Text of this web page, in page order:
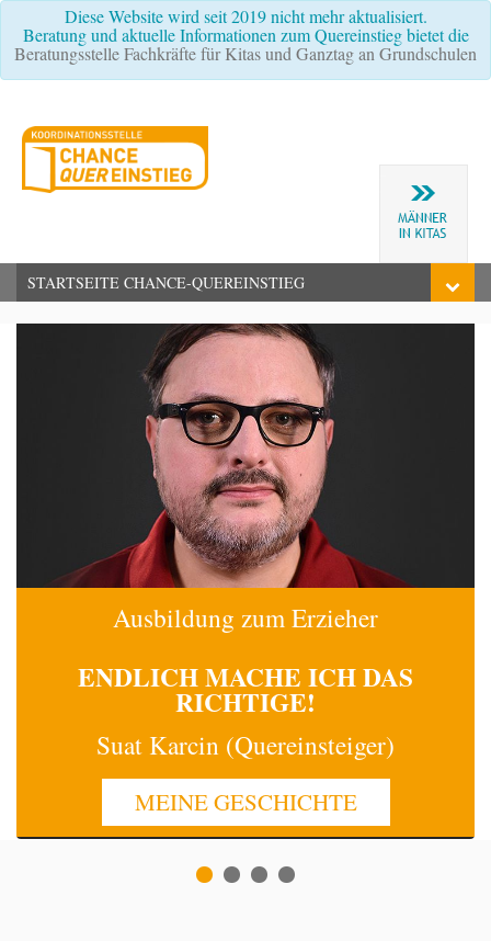
Diese Website wird seit 2019 nicht mehr aktualisiert.
Beratung und aktuelle Informationen zum Quereinstieg bietet die
Beratungsstelle Fachkräfte für Kitas und Ganztag an Grundschulen
STARTSEITE CHANCE-QUEREINSTIEG
Ausbildung zum Erzieher
ENDLICH MACHE ICHDAS
RICHTIGE!
Suat Karcin (Quereinsteiger)
MEINE GESCHICHTE